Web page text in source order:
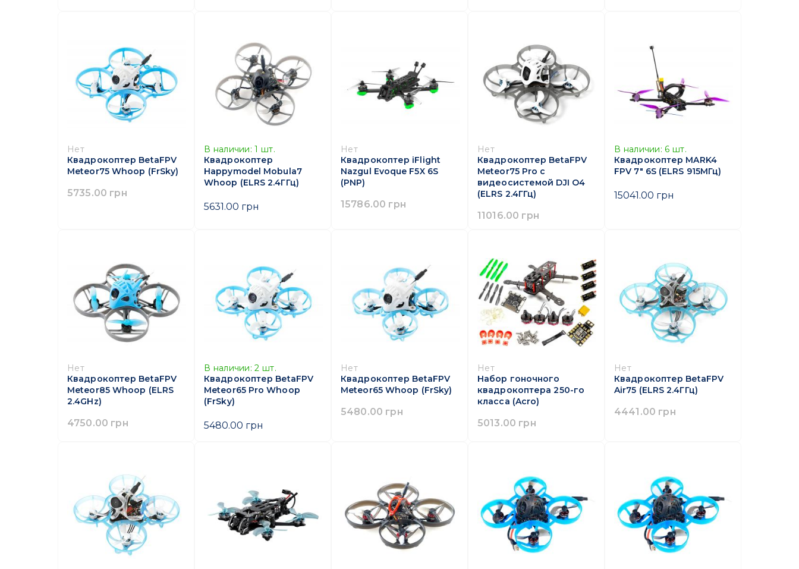
Нет
Квадрокоптер BetaFPV
Meteor75 Whoop (FrSky)
5735.00 грн
В наличии: 1 шт.
Квадрокоптер
Happymodel Mobula7
Whoop (ELRS 2.4ГГц)
5631.00 грн
Нет
Квадрокоптер iFlight
Nazgul Evoque F5X 6S
(PNP)
15786.00 грн
Нет
Квадрокоптер BetaFPV
Meteor75 Pro с
видеосистемой DJI O4
(ELRS 2.4ГГц)
11016.00 грн
В наличии: 6 шт.
Квадрокоптер MARK4
FPV 7" 6S (ELRS 915МГц)
15041.00 грн
Нет
Квадрокоптер BetaFPV
Meteor85 Whoop (ELRS
2.4GHz)
4750.00 грн
В наличии: 2 шт.
Квадрокоптер BetaFPV
Meteor65 Pro Whoop
(FrSky)
5480.00 грн
Нет
Квадрокоптер BetaFPV
Meteor65 Whoop (FrSky)
5480.00 грн
Нет
Набор гоночного
квадрокоптера 250-го
класcа (Acro)
5013.00 грн
Нет
Квадрокоптер BetaFPV
Air75 (ELRS 2.4ГГц)
4441.00 грн